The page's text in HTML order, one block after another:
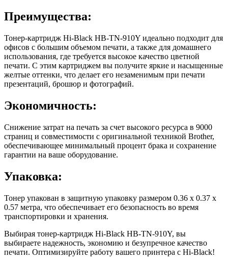
Преимущества:
Тонер-картридж Hi-Black HB-TN-910Y идеально подходит для
офисов с большим объемом печати, а также для домашнего
использования, где требуется высокое качество цветной
печати. С этим картриджем вы получите яркие и насыщенные
желтые оттенки, что делает его незаменимым при печати
презентаций, брошюр и фотографий.
Экономичность:
Снижение затрат на печать за счет высокого ресурса в 9000
страниц и совместимости с оригинальной техникой Brother,
обеспечивающее минимальный процент брака и сохранение
гарантии на ваше оборудование.
Упаковка:
Тонер упакован в защитную упаковку размером 0.36 x 0.37 x
0.57 метра, что обеспечивает его безопасность во время
транспортировки и хранения.
Выбирая тонер-картридж Hi-Black HB-TN-910Y, вы
выбираете надежность, экономию и безупречное качество
печати. Оптимизируйте работу вашего принтера с Hi-Black!